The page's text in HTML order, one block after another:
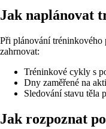
Jak naplánovat
Při plánování tréninkového
zahrnovat:
Tréninkové cykly s
Dny zaměřené na
Sledování stavu těla
Jak rozpoznat